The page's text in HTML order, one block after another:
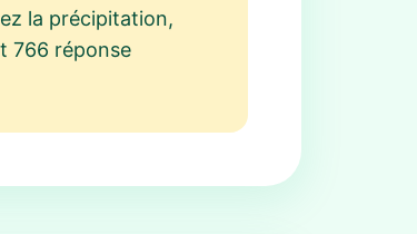
la précipitation,
766 réponse